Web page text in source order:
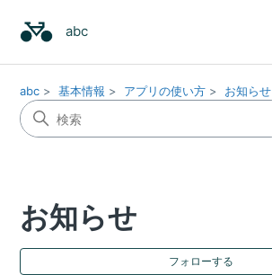
abc
abc 基本情報 アプリの使い方 お知らせ
お知らせ
フォローする